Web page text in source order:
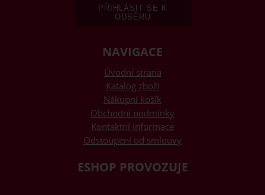
NAVIGACE
Úvodní strana
Katalog zboží
Nákupní košík
Obchodní podmínky
Kontaktní informace
Odstoupení od smlouvy
ESHOP PROVOZUJE